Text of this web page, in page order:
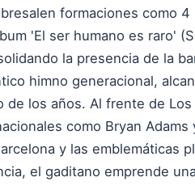
formaciones como
'El ser humano es raro'
la presencia de la
himno generacional,
los años. Al frente de
como Bryan
y las emblemáticas
el gaditano emprende